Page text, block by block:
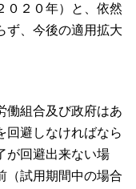
０２０年）と、依然
ず、今後の適用拡大
働組合及び政府はあ
回避しなければなら
が回避出来ない場
（試用期間中の場合